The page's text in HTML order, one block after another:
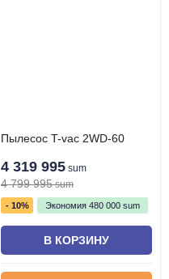
Пылесос T-vac 2WD-60
4 319 995 sum
4 799 995 sum
- 10% Экономия 480 000 sum
В КОРЗИНУ